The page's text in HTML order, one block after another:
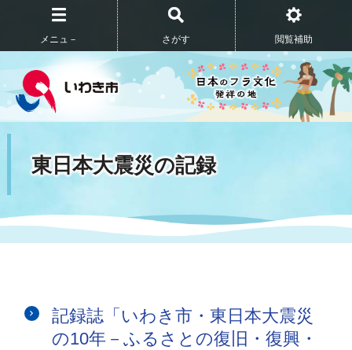
メニュ－ さがす 閲覧補助
東日本大震災の記録
記録誌「いわき市・東日本大震災
の10年－ふるさとの復旧・復興・